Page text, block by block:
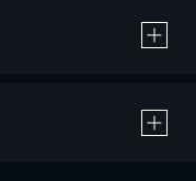
る作品の購入 / レンタルです。